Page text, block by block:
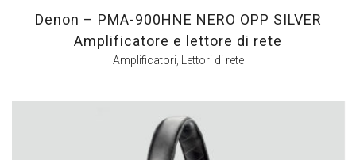
Denon – PMA-900HNE NERO OPP SILVER
Amplificatore e lettore di rete
Amplificatori Lettori di rete